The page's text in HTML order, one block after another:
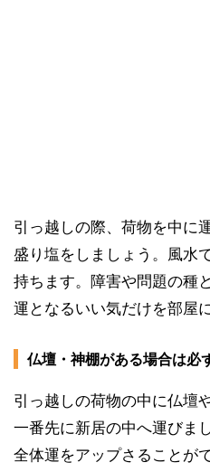
引っ越しの際、荷物を中に
盛り塩をしましょう。風水
持ちます。障害や問題の種
運となるいい気だけを部屋
仏壇・神棚がある場合は必
引っ越しの荷物の中に仏壇
一番先に新居の中へ運びま
全体運をアップさることが